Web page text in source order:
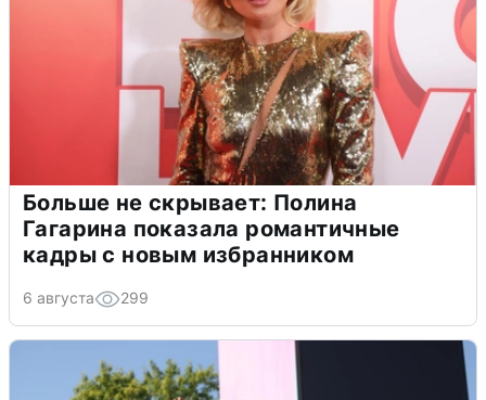
Больше не скрывает: Полина
Гагарина показала романтичные
кадры с новым избранником
6 августа 299